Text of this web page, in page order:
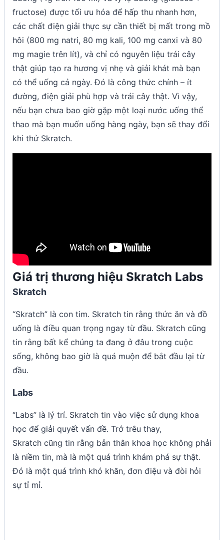
fructose) được tối ưu hóa để hấp thu nhanh hơn,
các chất điện giải thực sự cần thiết bị mất trong mồ
hôi (800 mg natri, 80 mg kali, 100 mg canxi và 80
mg magie trên lít), và chỉ có nguyên liệu trái cây
thật giúp tạo ra hương vị nhẹ và giải khát mà bạn
có thể uống cả ngày. Đó là công thức chính – ít
đường, điện giải phù hợp và trái cây thật. Vì vậy,
nếu bạn chưa bao giờ gặp một loại nước uống thể
thao mà bạn muốn uống hàng ngày, bạn sẽ thay đổi
khi thử Skratch.
Giá trị thương hiệu Skratch Labs
Skratch
“Skratch” là con tim. Skratch tin rằng thức ăn và đồ
uống là điều quan trọng ngay từ đầu. Skratch cũng
tin rằng bất kể chúng ta đang ở đâu trong cuộc
sống, không bao giờ là quá muộn để bắt đầu lại từ
đầu.
Labs
“Labs” là lý trí. Skratch tin vào việc sử dụng khoa
học để giải quyết vấn đề. Trớ trêu thay,
Skratch cũng tin rằng bản thân khoa học không phải
là niềm tin, mà là một quá trình khám phá sự thật.
Đó là một quá trình khó khăn, đơn điệu và đòi hỏi
sự tỉ mỉ.